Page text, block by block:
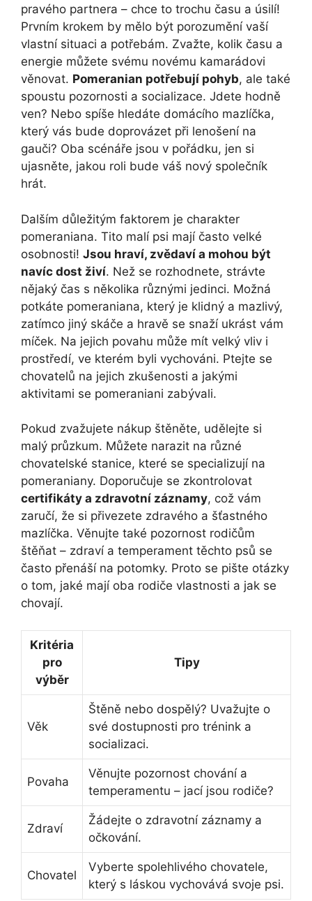
pravého partnera – chce to trochu času a úsilí!
Prvním krokem by mělo být porozumění vaší
vlastní situaci a potřebám. Zvažte, kolik času a
energie můžete svému novému kamarádovi
věnovat. Pomeranian potřebují pohyb, ale také
spoustu pozornosti a socializace. Jdete hodně
ven? Nebo spíše hledáte domácího mazlíčka,
který vás bude doprovázet při lenošení na
gauči? Oba scénáře jsou v pořádku, jen si
ujasněte, jakou roli bude váš nový společník
hrát.
Dalším důležitým faktorem je charakter
pomeraniana. Tito malí psi mají často velké
osobnosti! Jsou hraví, zvědaví a mohou být
navíc dost živí. Než se rozhodnete, strávte
nějaký čas s několika různými jedinci. Možná
potkáte pomeraniana, který je klidný a mazlivý,
zatímco jiný skáče a hravě se snaží ukrást vám
míček. Na jejich povahu může mít velký vliv i
prostředí, ve kterém byli vychováni. Ptejte se
chovatelů na jejich zkušenosti a jakými
aktivitami se pomeraniani zabývali.
Pokud zvažujete nákup štěněte, udělejte si
malý průzkum. Můžete narazit na různé
chovatelské stanice, které se specializují na
pomeraniany. Doporučuje se zkontrolovat
certifikáty a zdravotní záznamy, což vám
zaručí, že si přivezete zdravého a šťastného
mazlíčka. Věnujte také pozornost rodičům
štěňat – zdraví a temperament těchto psů se
často přenáší na potomky. Proto se pište otázky
o tom, jaké mají oba rodiče vlastnosti a jak se
chovají.
Kritéria
pro
výběr
Tipy
Věk
Štěně nebo dospělý? Uvažujte o
své dostupnosti pro trénink a
socializaci.
Povaha
Věnujte pozornost chování a
temperamentu – jací jsou rodiče?
Zdraví
Žádejte o zdravotní záznamy a
očkování.
Chovatel
Vyberte spolehlivého chovatele,
který s láskou vychovává svoje psi.